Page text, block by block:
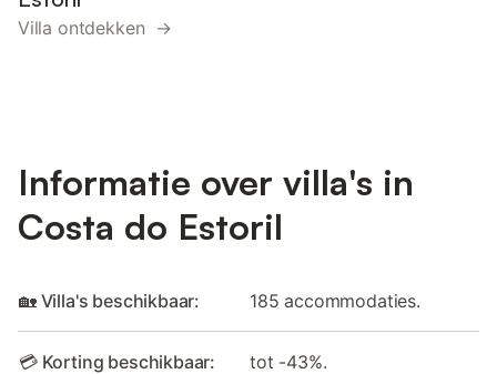
Villa ontdekken →
Informatie over villa's in
Costa do Estoril
🏡 Villa's beschikbaar: 185 accommodaties.
💳 Korting beschikbaar: tot -43%.